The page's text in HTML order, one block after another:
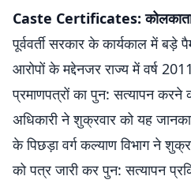
Caste Certificates:
पूर्ववर्ती सरकार के कार्यकाल में
आरोपों के मद्देनजर राज्य में वर्ष
प्रमाणपत्रों का पुन: सत्यापन करने
अधिकारी ने शुक्रवार को यह
के पिछड़ा वर्ग कल्याण विभाग ने
को पत्र जारी कर पुन: सत्यापन